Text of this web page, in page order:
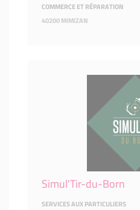
COMMERCE ET RÉPARATION
40200 MIMIZAN
Simul'Tir-du-Born
SERVICES AUX PARTICULIERS